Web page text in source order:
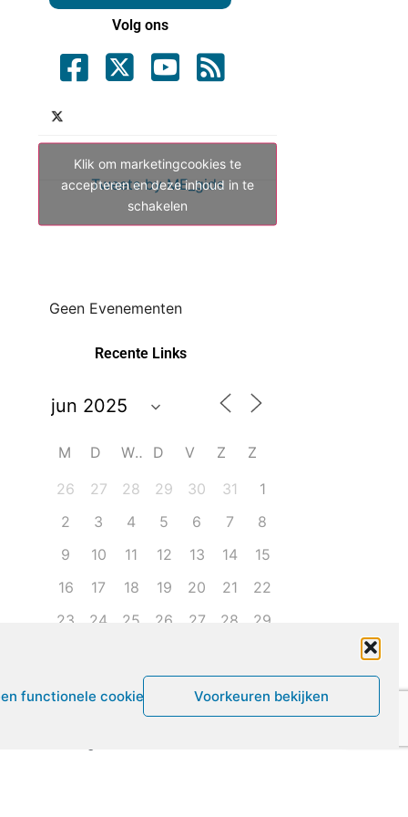
functionele cookies Voorkeuren bekijken
Volg ons
Tweets by ME_gids
Klik om marketingcookies te
accepteren en deze inhoud in te
schakelen
Geen Evenementen
Recente Links
M D W D V Z
Z
26
27 28 29 30 31
1
2
3 4 5 6 7
8
9
10 11 12 13 14
15
16
17 18 19 20 21
22
23
24 25 26 27 28
29
Leven met ME/CVS en POTS